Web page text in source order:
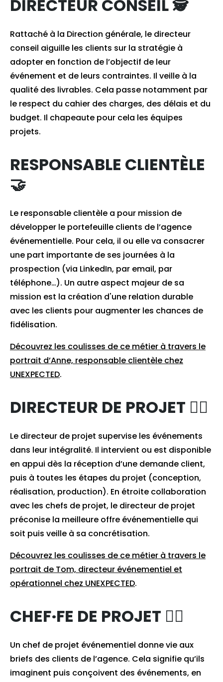
DIRECTEUR CONSEIL 🕵
Rattaché à la Direction générale, le directeur
conseil aiguille les clients sur la stratégie à
adopter en fonction de l’objectif de leur
événement et de leurs contraintes. Il veille à la
qualité des livrables. Cela passe notamment par
le respect du cahier des charges, des délais et du
budget. Il chapeaute pour cela les équipes
projets.
RESPONSABLE CLIENTÈLE
🤝
Le responsable clientèle a pour mission de
développer le portefeuille clients de l’agence
événementielle. Pour cela, il ou elle va consacrer
une part importante de ses journées à la
prospection (via LinkedIn, par email, par
téléphone…). Un autre aspect majeur de sa
mission est la création d'une relation durable
avec les clients pour augmenter les chances de
fidélisation.
Découvrez les coulisses de ce métier à travers le
portrait d’Anne, responsable clientèle chez
UNEXPECTED.
DIRECTEUR DE PROJET 💁‍♂️
Le directeur de projet supervise les événements
dans leur intégralité. Il intervient ou est disponible
en appui dès la réception d’une demande client,
puis à toutes les étapes du projet (conception,
réalisation, production). En étroite collaboration
avec les chefs de projet, le directeur de projet
préconise la meilleure offre événementielle qui
soit puis veille à sa concrétisation.
Découvrez les coulisses de ce métier à travers le
portrait de Tom, directeur événementiel et
opérationnel chez UNEXPECTED.
CHEF·FE DE PROJET 🙋‍♀️
Un chef de projet événementiel donne vie aux
briefs des clients de l’agence. Cela signifie qu’ils
imaginent puis conçoivent des événements, en